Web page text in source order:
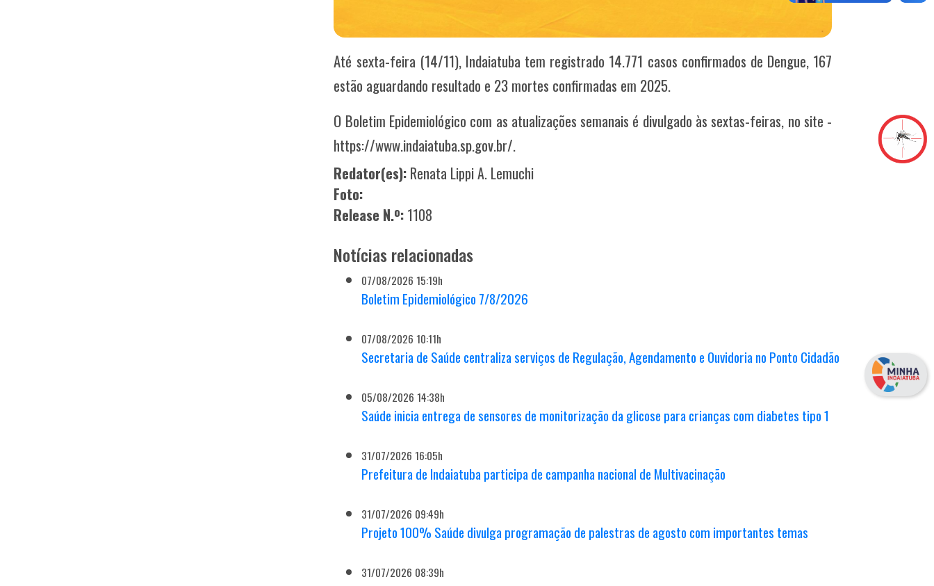
Até sexta-feira (14/11), Indaiatuba tem registrado 14.771 casos confirmados de Dengue, 167
estão aguardando resultado e 23 mortes confirmadas em 2025.
O Boletim Epidemiológico com as atualizações semanais é divulgado às sextas-feiras, no site -
https://www.indaiatuba.sp.gov.br/.
Redator(es): Renata Lippi A. Lemuchi
Foto:
Release N.º: 1108
Notícias relacionadas
07/08/2026 15:19h
Boletim Epidemiológico 7/8/2026
07/08/2026 10:11h
Secretaria de Saúde centraliza serviços de Regulação, Agendamento e Ouvidoria no Ponto Cidadão
05/08/2026 14:38h
Saúde inicia entrega de sensores de monitorização da glicose para crianças com diabetes tipo 1
31/07/2026 16:05h
Prefeitura de Indaiatuba participa de campanha nacional de Multivacinação
31/07/2026 09:49h
Projeto 100% Saúde divulga programação de palestras de agosto com importantes temas
31/07/2026 08:39h